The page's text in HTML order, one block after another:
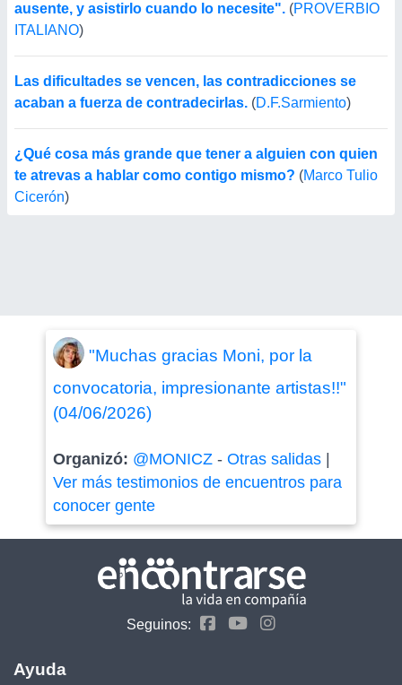
ausente, y asistirlo cuando lo necesite". (PROVERBIO
ITALIANO)
Las dificultades se vencen, las contradicciones se
acaban a fuerza de contradecirlas. (D.F.Sarmiento)
¿Qué cosa más grande que tener a alguien con quien
te atrevas a hablar como contigo mismo? (Marco Tulio
Cicerón)
"Muchas gracias Moni, por la
convocatoria, impresionante artistas!!"
(04/06/2026)
Organizó: @MONICZ- Otras salidas|
Ver más testimonios de encuentros para
conocer gente
Seguinos:
Ayuda